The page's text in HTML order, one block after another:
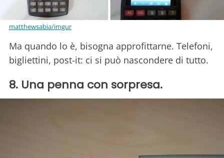
matthewsabia/imgur
Ma quando lo è, bisogna approfittarne. Telefoni,
bigliettini, post-it: ci si può nascondere di tutto.
8. Una penna con sorpresa.